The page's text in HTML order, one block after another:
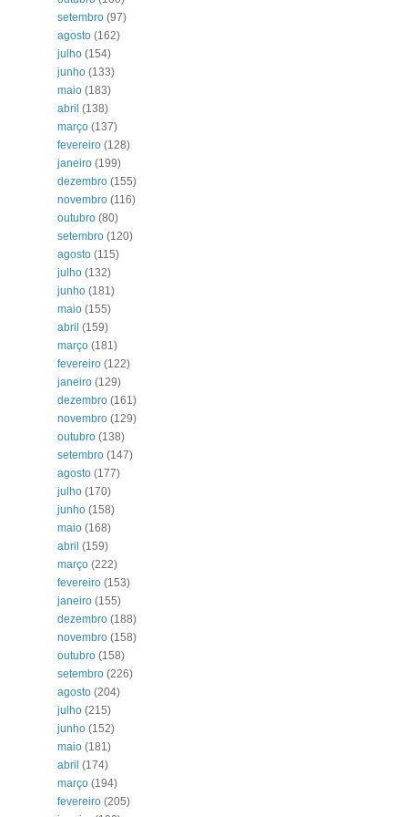
setembro (97)
agosto (162)
julho (154)
junho (133)
maio (183)
abril (138)
março (137)
fevereiro (128)
janeiro (199)
dezembro (155)
novembro (116)
outubro (80)
setembro (120)
agosto (115)
julho (132)
junho (181)
maio (155)
abril (159)
março (181)
fevereiro (122)
janeiro (129)
dezembro (161)
novembro (129)
outubro (138)
setembro (147)
agosto (177)
julho (170)
junho (158)
maio (168)
abril (159)
março (222)
fevereiro (153)
janeiro (155)
dezembro (188)
novembro (158)
outubro (158)
setembro (226)
agosto (204)
julho (215)
junho (152)
maio (181)
abril (174)
março (194)
fevereiro (205)